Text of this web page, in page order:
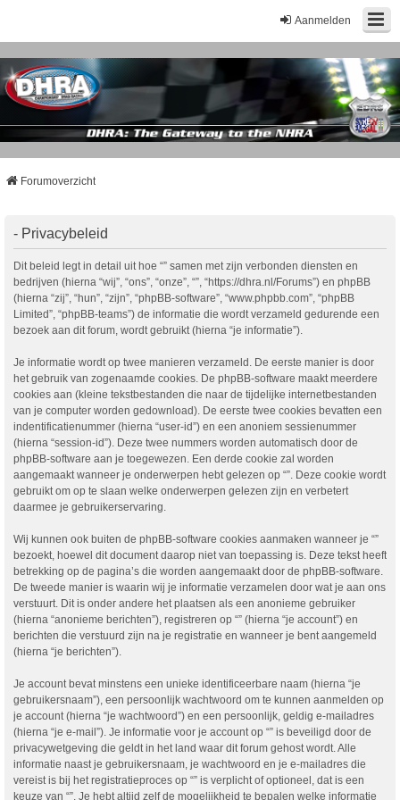
Aanmelden
Forumoverzicht
- Privacybeleid
Dit beleid legt in detail uit hoe “” samen met zijn verbonden diensten en
bedrijven (hierna “wij”, “ons”, “onze”, “”, “https://dhra.nl/Forums”) en phpBB
(hierna “zij”, “hun”, “zijn”, “phpBB-software”, “www.phpbb.com”, “phpBB
Limited”, “phpBB-teams”) de informatie die wordt verzameld gedurende een
bezoek aan dit forum, wordt gebruikt (hierna “je informatie”).
Je informatie wordt op twee manieren verzameld. De eerste manier is door
het gebruik van zogenaamde cookies. De phpBB-software maakt meerdere
cookies aan (kleine tekstbestanden die naar de tijdelijke internetbestanden
van je computer worden gedownload). De eerste twee cookies bevatten een
indentificatienummer (hierna “user-id”) en een anoniem sessienummer
(hierna “session-id”). Deze twee nummers worden automatisch door de
phpBB-software aan je toegewezen. Een derde cookie zal worden
aangemaakt wanneer je onderwerpen hebt gelezen op “”. Deze cookie wordt
gebruikt om op te slaan welke onderwerpen gelezen zijn en verbetert
daarmee je gebruikerservaring.
Wij kunnen ook buiten de phpBB-software cookies aanmaken wanneer je “”
bezoekt, hoewel dit document daarop niet van toepassing is. Deze tekst heeft
betrekking op de pagina’s die worden aangemaakt door de phpBB-software.
De tweede manier is waarin wij je informatie verzamelen door wat je aan ons
verstuurt. Dit is onder andere het plaatsen als een anonieme gebruiker
(hierna “anonieme berichten”), registreren op “” (hierna “je account”) en
berichten die verstuurd zijn na je registratie en wanneer je bent aangemeld
(hierna “je berichten”).
Je account bevat minstens een unieke identificeerbare naam (hierna “je
gebruikersnaam”), een persoonlijk wachtwoord om te kunnen aanmelden op
je account (hierna “je wachtwoord”) en een persoonlijk, geldig e-mailadres
(hierna “je e-mail”). Je informatie voor je account op “” is beveiligd door de
privacywetgeving die geldt in het land waar dit forum gehost wordt. Alle
informatie naast je gebruikersnaam, je wachtwoord en je e-mailadres die
vereist is bij het registratieproces op “” is verplicht of optioneel, dat is een
keuze van “”. Je hebt altijd zelf de mogelijkheid te bepalen welke informatie